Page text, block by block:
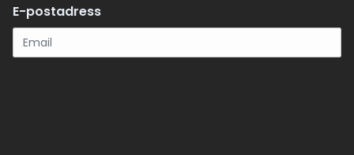
E-postadress